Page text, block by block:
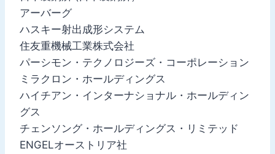
アーバーグ
ハスキー射出成形システム
住友重機械工業株式会社
パーシモン・テクノロジーズ・コーポレーション
ミラクロン・ホールディングス
ハイチアン・インターナショナル・ホールディン
グス
チェンソング・ホールディングス・リミテッド
ENGELオーストリア社